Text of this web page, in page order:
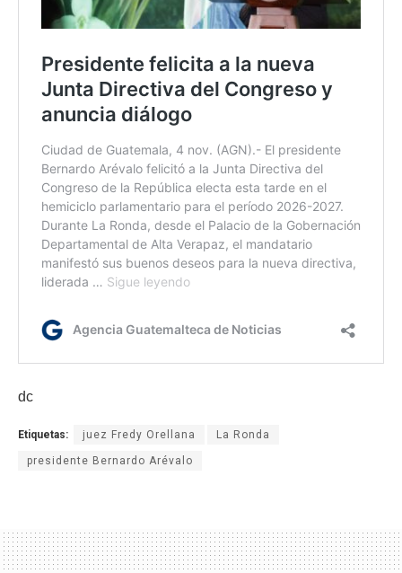
dc
Etiquetas: juez Fredy Orellana La Ronda
presidente Bernardo Arévalo